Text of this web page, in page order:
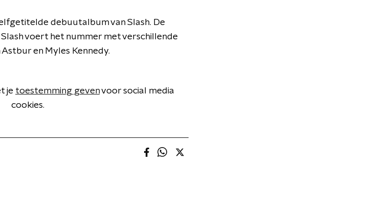
debuutalbum van Slash. De
voert het nummer met verschillende
en Myles Kennedy.
je toestemming gevenvoor social media
cookies.